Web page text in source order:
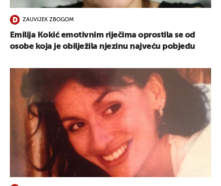
ZAUVIJEK ZBOGOM
Emilija Kokić emotivnim riječima oprostila se od
osobe koja je obilježila njezinu najveću pobjedu